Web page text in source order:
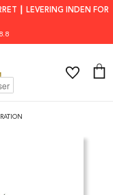
┃ LEVERING INDEN FOR